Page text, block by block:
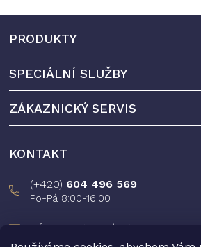
p
a
PRODUKTY
SPECIÁLNÍ SLUŽBY
ZÁKAZNICKÝ SERVIS
KONTAKT
(+420) 604 496 569
Po-Pá 8:00-16:00
info@prestigeselection.cz